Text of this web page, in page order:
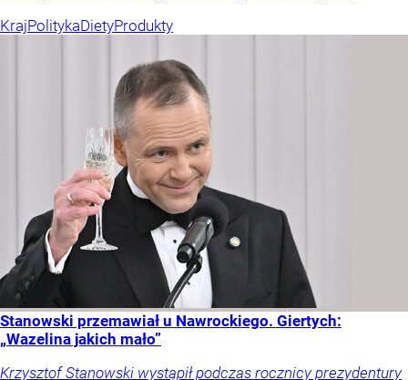
KrajPolitykaDietyProdukty
Stanowski przemawiał u Nawrockiego. Giertych:
„Wazelina jakich mało”
Krzysztof Stanowski wystąpił podczas rocznicy prezydentury